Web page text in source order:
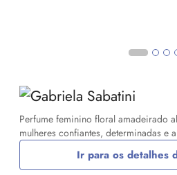
Perfume feminino floral amadeirado
mulheres confiantes, determinadas e
Ir para os detalhes